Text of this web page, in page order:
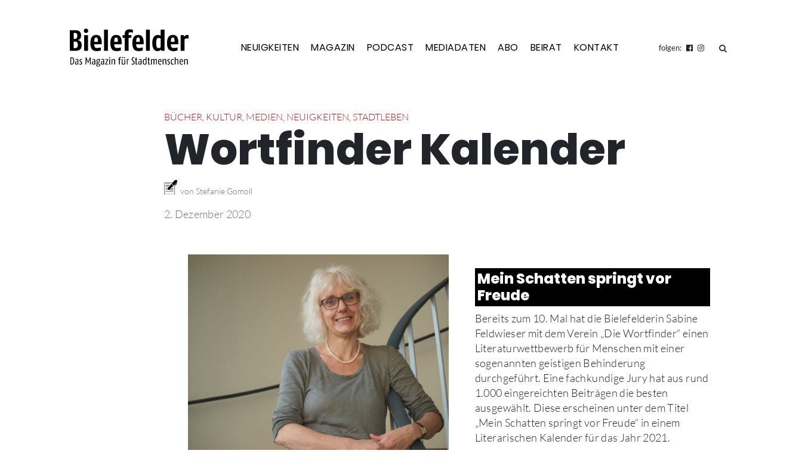
NEUIGKEITEN MAGAZIN PODCAST MEDIADATEN ABO BEIRAT KONTAKT folgen: suchen
BÜCHER, KULTUR, MEDIEN, NEUIGKEITEN, STADTLEBEN
Wortfinder Kalender
von Stefanie Gomoll
2. Dezember 2020
Mein Schatten springt vor
Freude
Bereits zum 10. Mal hat die Bielefelderin Sabine
Feldwieser mit dem Verein „Die Wortfinder“ einen
Literaturwettbewerb für Menschen mit einer
sogenannten geistigen Behinderung
durchgeführt. Eine fachkundige Jury hat aus rund
1.000 eingereichten Beiträgen die besten
ausgewählt. Diese erscheinen unter dem Titel
„Mein Schatten springt vor Freude“ in einem
Literarischen Kalender für das Jahr 2021.